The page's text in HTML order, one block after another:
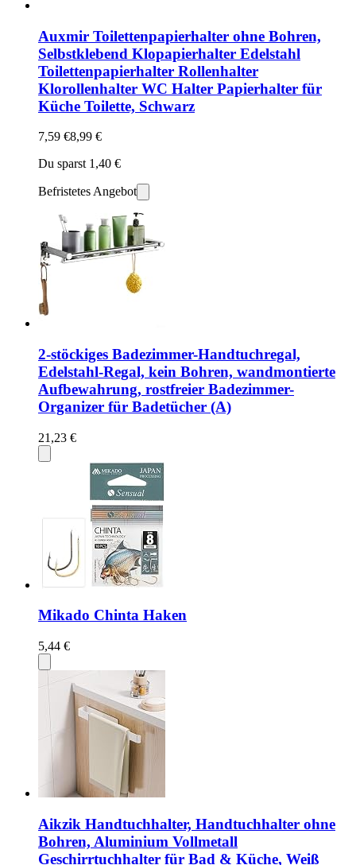
Auxmir Toilettenpapierhalter ohne Bohren,
Selbstklebend Klopapierhalter Edelstahl
Toilettenpapierhalter Rollenhalter
Klorollenhalter WC Halter Papierhalter für
Küche Toilette, Schwarz
7,59 €8,99 €
Du sparst 1,40 €
Befristetes Angebot
2-stöckiges Badezimmer-Handtuchregal,
Edelstahl-Regal, kein Bohren, wandmontierte
Aufbewahrung, rostfreier Badezimmer-
Organizer für Badetücher (A)
21,23 €
Mikado Chinta Haken
5,44 €
Aikzik Handtuchhalter, Handtuchhalter ohne
Bohren, Aluminium Vollmetall
Geschirrtuchhalter für Bad & Küche, Weiß